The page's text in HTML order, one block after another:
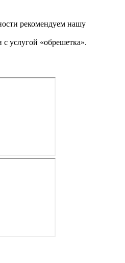
рекомендуем нашу
услугой «обрешетка».